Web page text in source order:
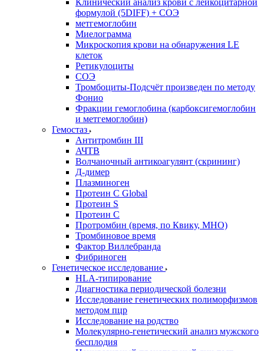
Клинический анализ крови с лейкоцитарной
формулой (5DIFF) + СОЭ
метгемоглобин
Миелограмма
Микроскопия крови на обнаружения LE
клеток
Ретикулоциты
СОЭ
Тромбоциты-Подсчёт произведен по методу
Фонио
Фракции гемоглобина (карбоксигемоглобин
и метгемоглобин)
Гемостаз
Антитромбин III
АЧТВ
Волчаночный антикоагулянт (скрининг)
Д-димер
Плазминоген
Протеин C Global
Протеин S
Протеин С
Протромбин (время, по Квику, МНО)
Тромбиновое время
Фактор Виллебранда
Фибриноген
Генетическое исследование
HLA-типирование
Диагностика периодической болезни
Исследование генетических полиморфизмов
методом пцр
Исследование на родство
Молекулярно-генетический анализ мужского
бесплодия